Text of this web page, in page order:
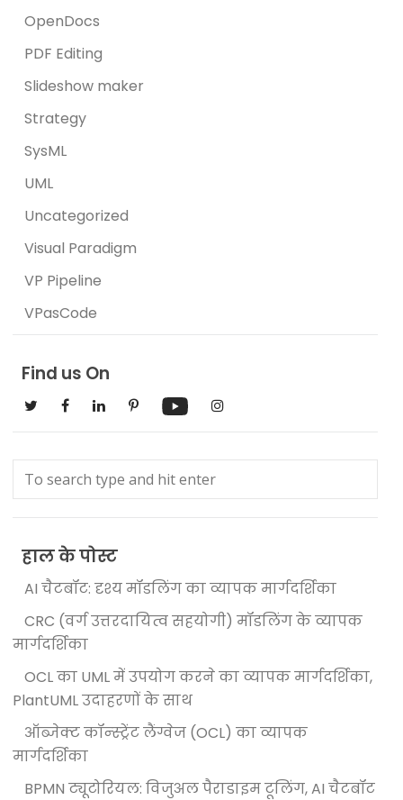
OpenDocs
PDF Editing
Slideshow maker
Strategy
SysML
UML
Uncategorized
Visual Paradigm
VP Pipeline
VPasCode
Find us On
हाल के पोस्ट
AI चैटबॉट: दृश्य मॉडलिंग का व्यापक मार्गदर्शिका
CRC (वर्ग उत्तरदायित्व सहयोगी) मॉडलिंग के व्यापक
मार्गदर्शिका
OCL का UML में उपयोग करने का व्यापक मार्गदर्शिका,
PlantUML उदाहरणों के साथ
ऑब्जेक्ट कॉन्स्ट्रेंट लैंग्वेज (OCL) का व्यापक
मार्गदर्शिका
BPMN ट्यूटोरियल: विजुअल पैराडाइम टूलिंग, AI चैटबॉट